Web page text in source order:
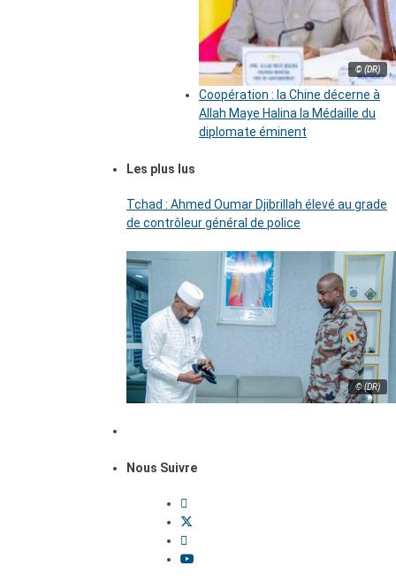
© (DR)
Coopération : la Chine décerne à
Allah Maye Halina la Médaille du
diplomate éminent
Les plus lus
Tchad : Ahmed Oumar Djibrillah élevé au grade
de contrôleur général de police
© (DR)
Nous Suivre